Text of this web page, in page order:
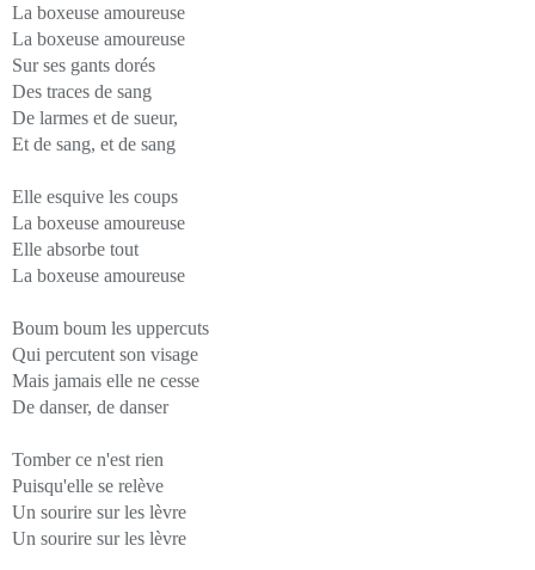
La boxeuse amoureuse
La boxeuse amoureuse
Sur ses gants dorés
Des traces de sang
De larmes et de sueur,
Et de sang, et de sang
Elle esquive les coups
La boxeuse amoureuse
Elle absorbe tout
La boxeuse amoureuse
Boum boum les uppercuts
Qui percutent son visage
Mais jamais elle ne cesse
De danser, de danser
Tomber ce n'est rien
Puisqu'elle se relève
Un sourire sur les lèvre
Un sourire sur les lèvre